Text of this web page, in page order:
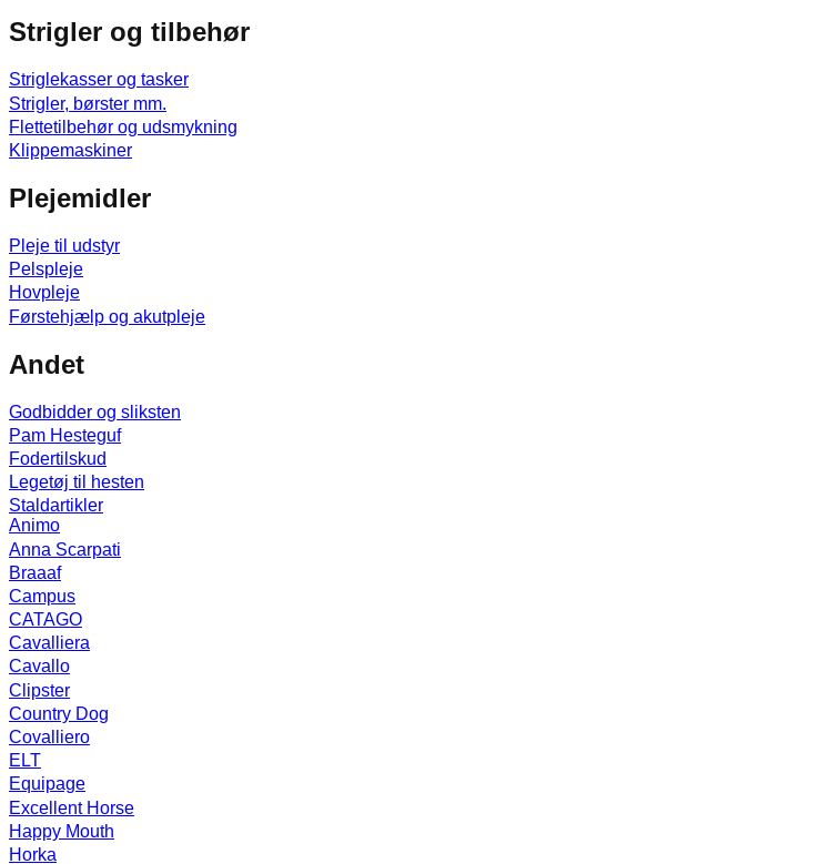
Strigler og tilbehør
Striglekasser og tasker
Strigler, børster mm.
Flettetilbehør og udsmykning
Klippemaskiner
Plejemidler
Pleje til udstyr
Pelspleje
Hovpleje
Førstehjælp og akutpleje
Andet
Godbidder og sliksten
Pam Hesteguf
Fodertilskud
Legetøj til hesten
Staldartikler
Animo
Anna Scarpati
Braaaf
Campus
CATAGO
Cavalliera
Cavallo
Clipster
Country Dog
Covalliero
ELT
Equipage
Excellent Horse
Happy Mouth
Horka